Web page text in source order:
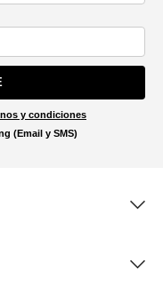
y condiciones
(Email y SMS)